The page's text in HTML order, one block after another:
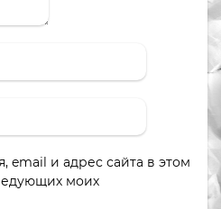
email и адрес сайта в этом
моих